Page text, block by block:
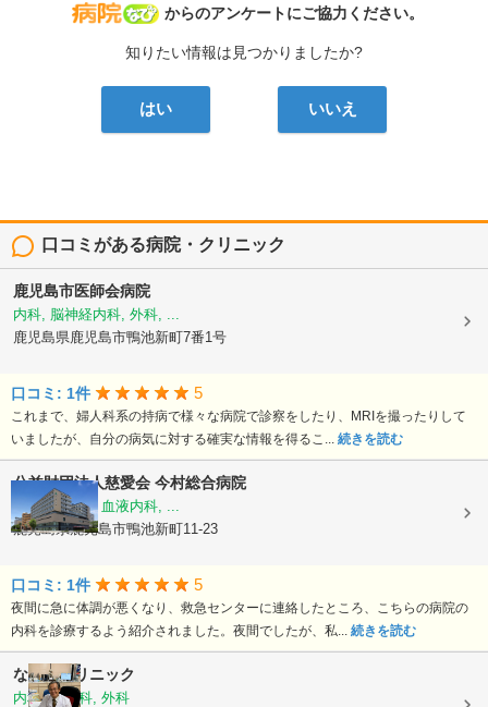
病院なび
からのアンケートにご協力ください。
知りたい情報は見つかりましたか?
はい いいえ
口コミがある病院・クリニック
鹿児島市医師会病院
内科, 脳神経内科, 外科, ...
鹿児島県鹿児島市鴨池新町7番1号
口コミ: 1件 5
これまで、婦人科系の持病で様々な病院で診察をしたり、MRIを撮ったりして
いましたが、自分の病気に対する確実な情報を得るこ... 続きを読む
公益財団法人慈愛会 今村総合病院
内科, 救急科, 血液内科, ...
鹿児島県鹿児島市鴨池新町11-23
口コミ: 1件 5
夜間に急に体調が悪くなり、救急センターに連絡したところ、こちらの病院の
内科を診療するよう紹介されました。夜間でしたが、私... 続きを読む
なかのクリニック
内科, 胃腸科, 外科